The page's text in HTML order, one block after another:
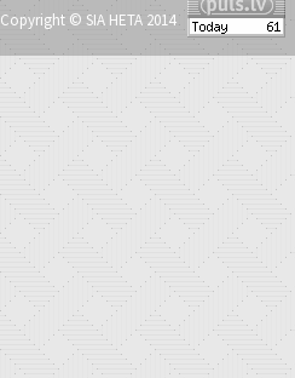
Copyright © SIA HETA 2014